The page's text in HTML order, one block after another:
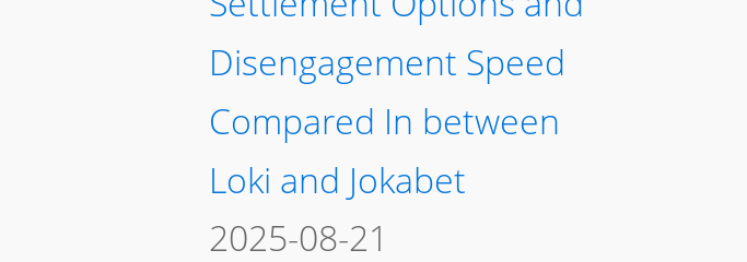
Disengagement Speed
Compared In between
Loki and Jokabet
2025-08-21